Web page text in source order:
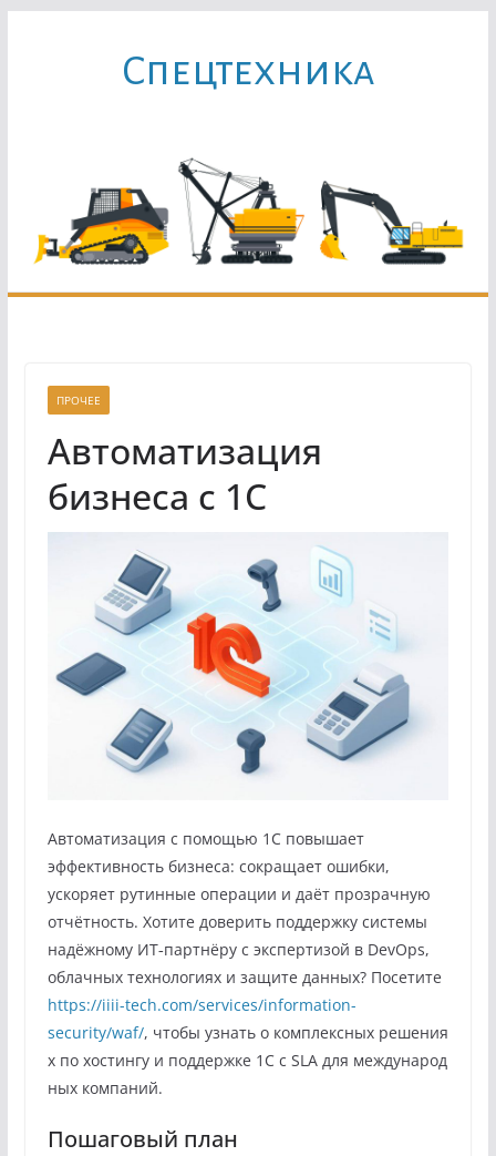
содержимомуCпецтехника
ПРОЧЕЕ
Автоматизация
бизнеса с 1С
Автоматизация с помощью 1С повышает
эффективность бизнеса: сокращает ошибки,
ускоряет рутинные операции и даёт прозрачную
отчётность. Хотите доверить поддержку системы
надёжному ИТ‑партнёру с экспертизой в DevOps,
облачных технологиях и защите данных? Посетите
https://iiii-tech.com/services/information-
security/waf/, чтобы узнать о комплексных решения
х по хостингу и поддержке 1С с SLA для международ
ных компаний.
Пошаговый план